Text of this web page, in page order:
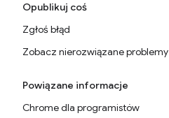
Opublikuj coś
Zgłoś błąd
Zobacz nierozwiązane problemy
Powiązane informacje
Chrome dla programistów